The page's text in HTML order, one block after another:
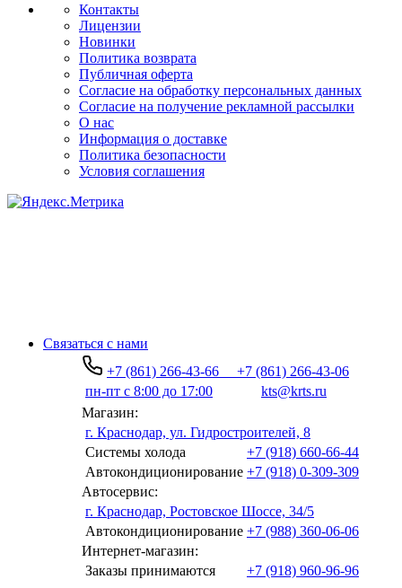
Контакты
Лицензии
Новинки
Политика возврата
Публичная оферта
Согласие на обработку персональных данных
Согласие на получение рекламной рассылки
О нас
Информация о доставке
Политика безопасности
Условия соглашения
Связаться с нами
+7 (861) 266-43-66
+7 (861) 266-43-06
пн-пт с 8:00 до 17:00
kts@krts.ru
Магазин:
г. Краснодар, ул. Гидростроителей, 8
Системы холода
+7 (918) 660-66-44
Автокондиционирование +7 (918) 0-309-309
Автосервис:
г. Краснодар, Ростовское Шоссе, 34/5
Автокондиционирование +7 (988) 360-06-06
Интернет-магазин:
Заказы принимаются
+7 (918) 960-96-96